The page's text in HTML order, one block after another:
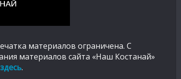
материалов ограничена. С
материалов сайта «Наш Костанай»
здесь.